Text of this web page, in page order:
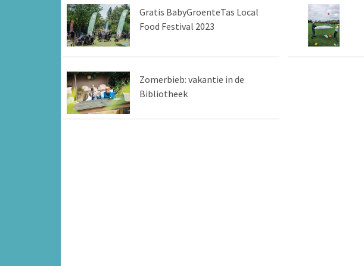
Gratis BabyGroenteTas Local
Food Festival 2023
Zomerbieb: vakantie in de
Bibliotheek